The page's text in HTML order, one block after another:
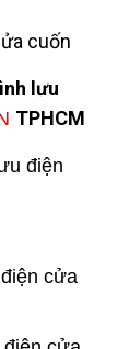
cuốn
lưu
TPHCM
điện
cửa